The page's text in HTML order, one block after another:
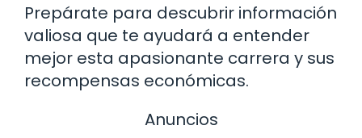
Prepárate para descubrir información
valiosa que te ayudará a entender
mejor esta apasionante carrera y sus
recompensas económicas.
Anuncios